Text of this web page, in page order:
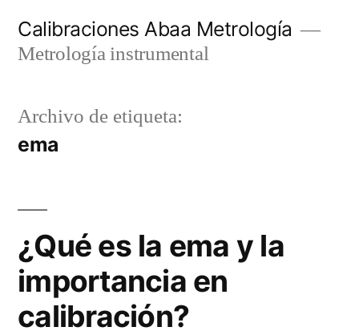
Calibraciones Abaa Metrología
Metrología instrumental
Archivo de etiqueta:
ema
¿Qué es la ema y la
importancia en
calibración?